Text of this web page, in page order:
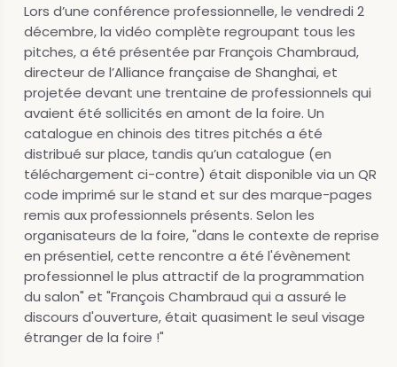
Lors d’une conférence professionnelle, le vendredi 2
décembre, la vidéo complète regroupant tous les
pitches, a été présentée par François Chambraud,
directeur de l’Alliance française de Shanghai, et
projetée devant une trentaine de professionnels qui
avaient été sollicités en amont de la foire. Un
catalogue en chinois des titres pitchés a été
distribué sur place, tandis qu’un catalogue (en
téléchargement ci-contre) était disponible via un QR
code imprimé sur le stand et sur des marque-pages
remis aux professionnels présents. Selon les
organisateurs de la foire, "dans le contexte de reprise
en présentiel, cette rencontre a été l'évènement
professionnel le plus attractif de la programmation
du salon" et "François Chambraud qui a assuré le
discours d'ouverture, était quasiment le seul visage
étranger de la foire !"